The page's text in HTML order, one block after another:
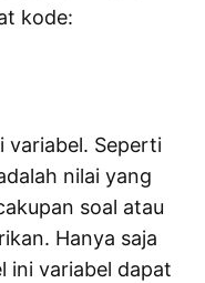
kode:
variabel. Seperti
nilai yang
soal atau
Hanya saja
ini variabel dapat